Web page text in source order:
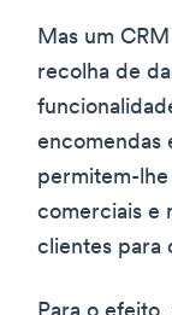
Mas um
recolha de
encomendas
permitem-lhe
comerciais e
clientes para